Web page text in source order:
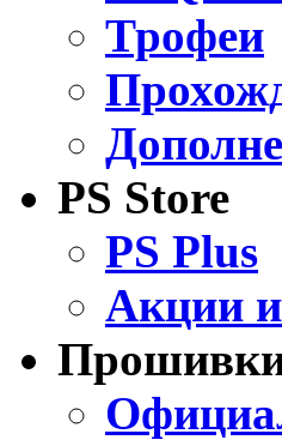
Трофеи
PS Store
PS Plus
Акции